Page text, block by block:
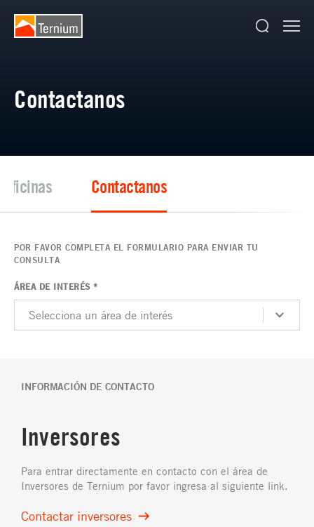
Contactanos
oficinas Contactanos
POR FAVOR COMPLETA EL FORMULARIO PARA ENVIAR TU
CONSULTA
ÁREA DE INTERÉS *
Selecciona un área de interés
INFORMACIÓN DE CONTACTO
Inversores
Para entrar directamente en contacto con el área de
Inversores de Ternium por favor ingresa al siguiente link.
Contactar inversores
¡Gracias!